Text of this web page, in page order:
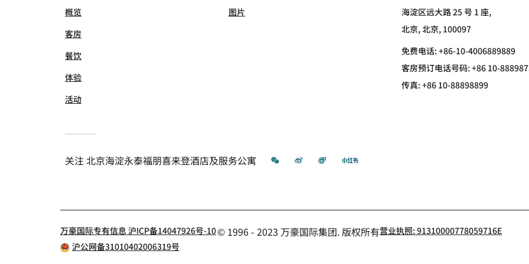
概览
客房
餐饮
体验
活动
图片
海淀区远大路 25 号 1 座,
北京, 北京, 100097
免费电话:+86-10-4006889889
客房预订电话号码: +86 10-
传真:+86 10-88898899
关注北京海淀永泰福朋喜来登酒店及服务公寓 微信 微博 飞猪 小红书
万豪国际专有信息 沪ICP备14047926号-10© 1996 - 2023 万豪国际集团. 版权所有营业执照: 91310000778059716E
沪公网备31010402006319号